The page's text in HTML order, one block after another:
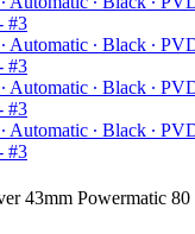
43mm Powermatic 80